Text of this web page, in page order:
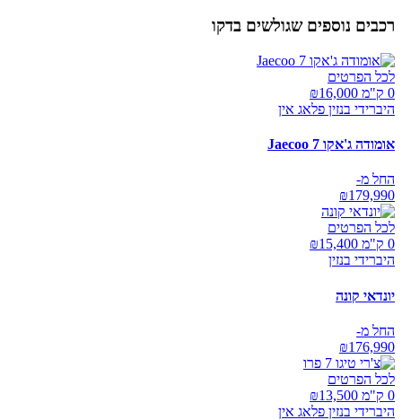
רכבים נוספים שגולשים בדקו
לכל הפרטים
0 ק"מ ₪
16,000
היברידי בנזין פלאג אין
אומודה ג'אקו Jaecoo 7
החל מ-
₪179,990
לכל הפרטים
0 ק"מ ₪
15,400
היברידי בנזין
יונדאי קונה
החל מ-
₪176,990
לכל הפרטים
0 ק"מ ₪
13,500
היברידי בנזין פלאג אין